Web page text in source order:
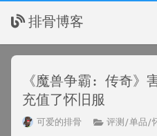
排骨博客
《魔兽争霸: 传奇》害
充值了怀旧服
可爱的排骨
评测/单品/